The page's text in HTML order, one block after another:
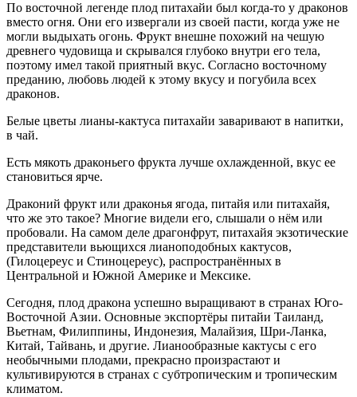
По восточной легенде плод питахайи был когда-то у драконов
вместо огня. Они его извергали из своей пасти, когда уже не
могли выдыхать огонь. Фрукт внешне похожий на чешую
древнего чудовища и скрывался глубоко внутри его тела,
поэтому имел такой приятный вкус. Согласно восточному
преданию, любовь людей к этому вкусу и погубила всех
драконов.
Белые цветы лианы-кактуса питахайи заваривают в напитки,
в чай.
Есть мякоть драконьего фрукта лучше охлажденной, вкус ее
становиться ярче.
Драконий фрукт или драконья ягода, питайя или питахайя,
что же это такое? Многие видели его, слышали о нём или
пробовали. На самом деле драгонфрут, питахайя экзотические
представители вьющихся лианоподобных кактусов,
(Гилоцереус и Стиноцереус), распространённых в
Центральной и Южной Америке и Мексике.
Сегодня, плод дракона успешно выращивают в странах Юго-
Восточной Азии. Основные экспортёры питайи Таиланд,
Вьетнам, Филиппины, Индонезия, Малайзия, Шри-Ланка,
Китай, Тайвань, и другие. Лианообразные кактусы с его
необычными плодами, прекрасно произрастают и
культивируются в странах с субтропическим и тропическим
климатом.